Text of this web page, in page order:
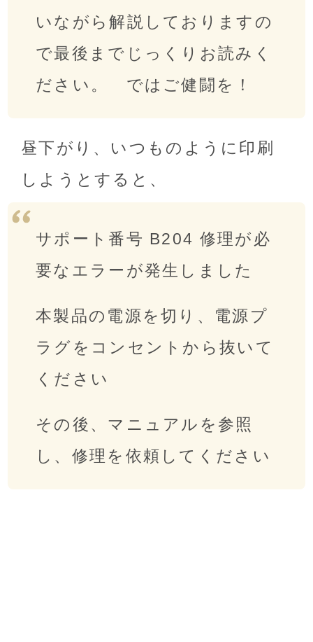
いながら解説しておりますの
で最後までじっくりお読みく
ださい。 ではご健闘を！
昼下がり、いつものように印刷
しようとすると、
サポート番号 B204 修理が必
要なエラーが発生しました
本製品の電源を切り、電源プ
ラグをコンセントから抜いて
ください
その後、マニュアルを参照
し、修理を依頼してください